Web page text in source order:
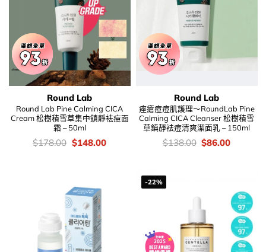
Round Lab
Round Lab Pine Calming CICA
Cream 松樹積雪草集中鎮靜袪痘面
霜 – 50ml
價
$178.00 Original
$148.00Current
Round Lab
痤瘡痘痘肌護理～RoundLab Pine
Calming CICA Cleanser 松樹積雪
草鎮靜袪痘清爽潔面乳 – 150ml
價
$138.00 Original
$86.00Current
-22%